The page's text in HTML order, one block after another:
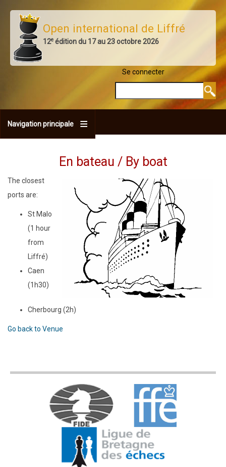
contenu
principal
Open international de Liffré
12e édition du 17 au 23 octobre 2026
MENU DU
Se connecter
Navigation principale
En bateau / By boat
The closest
ports are:
St Malo
(1 hour
from
Liffré)
Caen
(1h30)
Cherbourg (2h)
Go back to Venue